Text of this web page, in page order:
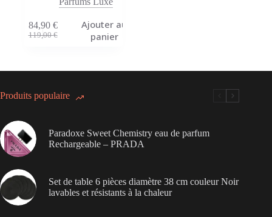
119,00€
Le
84,90 €
Le
Ajouter au
panier
Produits populaire
Paradoxe Sweet Chemistry eau de parfum
Rechargeable – PRADA
Set de table 6 pièces diamètre 38 cm couleur Noir
lavables et résistants à la chaleur